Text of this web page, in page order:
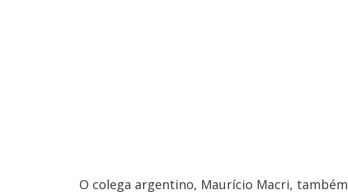
O colega argentino, Maurício Macri,